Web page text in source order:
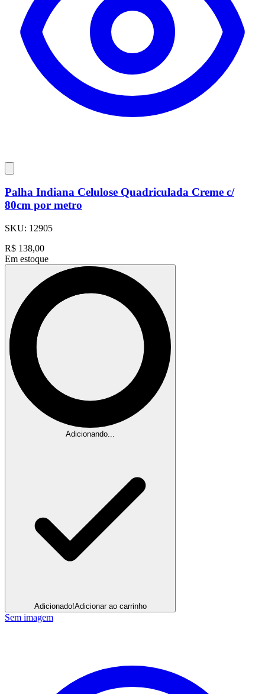
Palha Indiana Celulose Quadriculada Creme c/
80cm por metro
SKU: 12905
R$ 138,00
Em estoque
Adicionando...
Adicionado!Adicionar ao carrinho
Sem imagem